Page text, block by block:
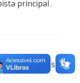
principal .
das rodovias